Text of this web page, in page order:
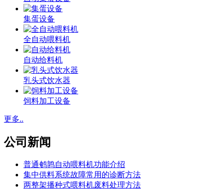
集蛋设备
全自动喂料机
自动给料机
乳头式饮水器
饲料加工设备
更多..
公司新闻
普通鹌鹑自动喂料机功能介绍
集中供料系统故障常用的诊断方法
两整架播种式喂料机废料处理方法